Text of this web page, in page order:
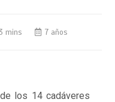
mins 7 años
los 14 cadáveres